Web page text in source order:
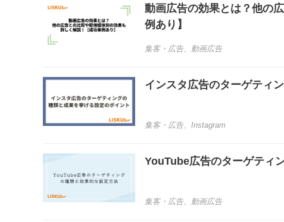
動画広告の効果とは？他の
例あり】
集客・広告、 動画広告
インスタ広告のターゲティ
集客・広告、 Instagram
YouTube広告のターゲティ
集客・広告、 動画広告